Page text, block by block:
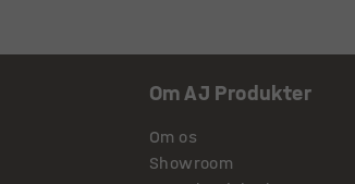
Om AJ Produkter
Om os
Showroom